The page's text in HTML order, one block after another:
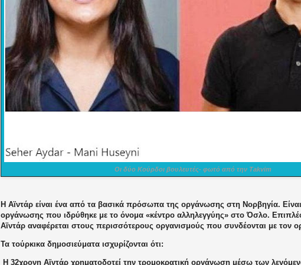
Οι δύο Κούρδοι βουλευτές- φωτό από την Takvim
Η Αϊντάρ είναι ένα από τα βασικά πρόσωπα της οργάνωσης στη Νορβηγία.
οργάνωσης που ιδρύθηκε με το όνομα «κέντρο αλληλεγγύης» στο Όσλο.
Αϊντάρ αναφέρεται στους περισσότερους οργανισμούς που συνδέονται με τον
Τα τούρκικα δημοσιεύματα ισχυρίζονται ότι:
Η 32χρονη Αϊντάρ χρηματοδοτεί την τρομοκρατική οργάνωση μέσω των